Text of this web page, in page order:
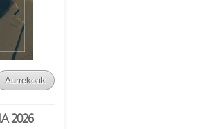
Aurrekoak
2026